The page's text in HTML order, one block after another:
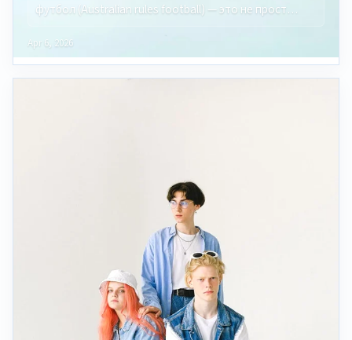
футбол (Australian rules football) — это не прост…
Apr 6, 2026